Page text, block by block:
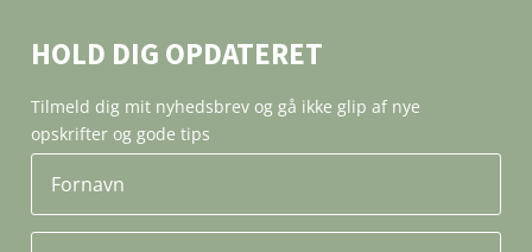
HOLD DIG OPDATERET
Tilmeld dig mit nyhedsbrev og gå ikke glip af nye
opskrifter og gode tips